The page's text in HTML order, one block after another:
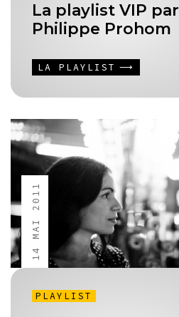
La playlist VIP par
Philippe Prohom
LA PLAYLIST
14 MAI 2011
PLAYLIST